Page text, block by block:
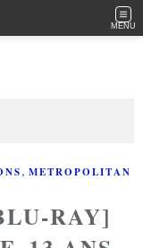
MENU
, METROPOLITAN
RAY]